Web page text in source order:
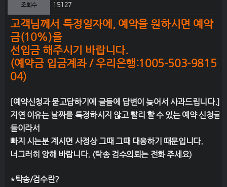
조회수 15127
고객님께서 특정일자에, 예약을 원하시면 예약
금(10%)을
선입금 해주시기 바랍니다.
(예약금 입금계좌 / 우리은행:1005-503-9815
04)
[예약신청과 묻고답하기에 글들에 답변이 늦어서 사과드립니다.]
지연 이유는 날짜를 특정하시지 않고 빨리 할 수 있는 예약 신청글
들이라서
빠지 시는분 계시면 사정상 그때 그때 대응하기 때문입니다.
너그러히 양해 바랍니다. (탁송 검수의뢰는 전화 주세요)
*탁송/검수란?